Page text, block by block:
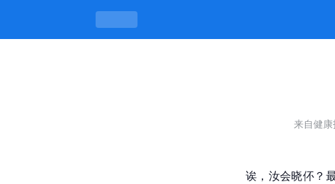
怎么找到qq私密相册视频，囝时无密
来自健康
诶，汝会晓伓？